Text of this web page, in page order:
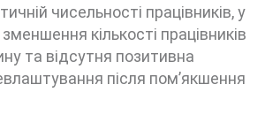
чисельності працівників, у
кількості працівників
та відсутня позитивна
після пом’якшення